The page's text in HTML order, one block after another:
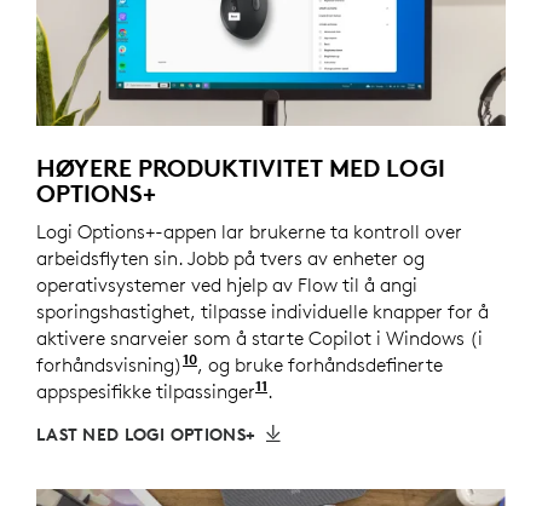
HØYERE PRODUKTIVITET MED LOGI
OPTIONS+
Logi Options+-appen lar brukerne ta kontroll over
arbeidsflyten sin. Jobb på tvers av enheter og
operativsystemer ved hjelp av Flow til å angi
sporingshastighet, tilpasse individuelle knapper for å
aktivere snarveier som å starte Copilot i Windows (i
forhåndsvisning)10Copilot i Windows (i
, og bruke forhåndsdefinerte
appspesifikke tilpassinger11 Krever Logi Options+ -
.
LAST NED LOGI OPTIONS+